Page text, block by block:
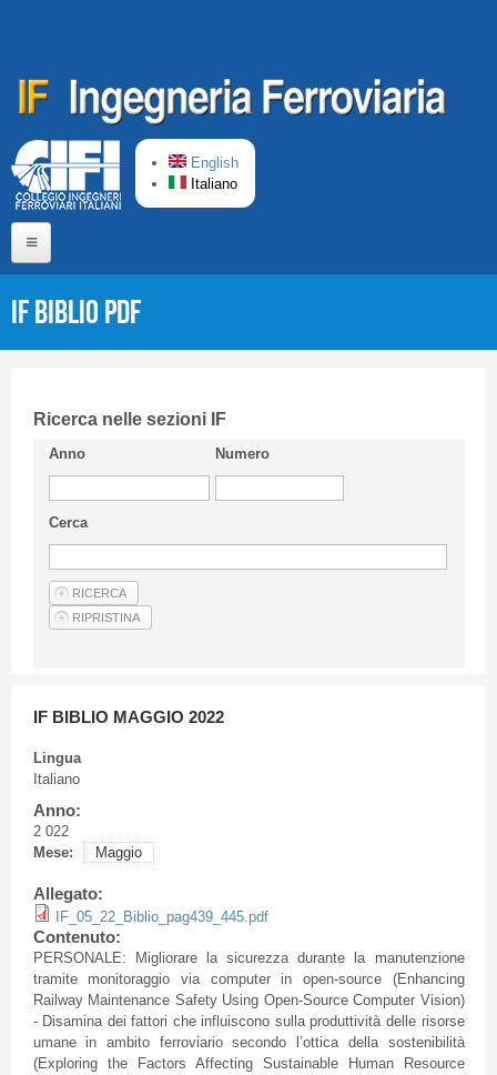
English
Italiano
CIFI in breve
Linee Guida
Privacy Policy
Articoli
IF Biblio PDF
Ricerca nelle sezioni IF
Anno Numero
Cerca
IF BIBLIO MAGGIO 2022
Lingua
Italiano
Anno:
2 022
Mese:
Maggio
Allegato:
IF_05_22_Biblio_pag439_445.pdf
Contenuto:
PERSONALE: Migliorare la sicurezza durante la manutenzione
tramite monitoraggio via computer in open-source (Enhancing
Railway Maintenance Safety Using Open-Source Computer Vision)
- Disamina dei fattori che influiscono sulla produttività delle risorse
umane in ambito ferroviario secondo l’ottica della sostenibilità
(Exploring the Factors Affecting Sustainable Human Resource